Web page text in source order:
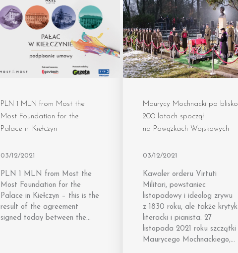
PLN 1 MLN from Most the
Most Foundation for the
Palace in Kiełczyn
03/12/2021
PLN 1 MLN from Most the
Most Foundation for the
Palace in Kiełczyn – this is the
result of the agreement
signed today between the…
Maurycy Mochnacki po blisko
200 latach spoczął
na Powązkach Wojskowych
03/12/2021
Kawaler orderu Virtuti
Militari, powstaniec
listopadowy i ideolog zrywu
z 1830 roku, ale także krytyk
literacki i pianista. 27
listopada 2021 roku szczątki
Maurycego Mochnackiego,…